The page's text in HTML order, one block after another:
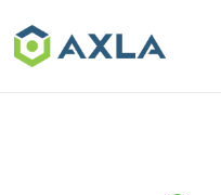
the
content